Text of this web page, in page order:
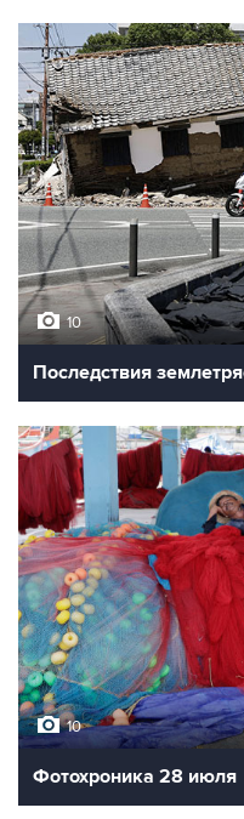
10
Последствия
10
Фотохроника 28 июля